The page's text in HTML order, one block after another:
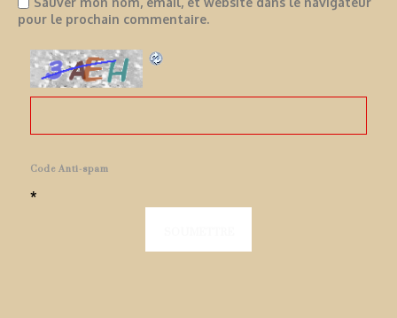
pour le prochain commentaire.
Code Anti-spam
*